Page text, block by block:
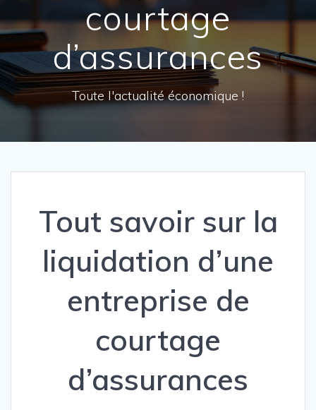
courtage
d’assurances
Toute l'actualité économique !
Tout savoir sur la
liquidation d’une
entreprise de
courtage
d’assurances